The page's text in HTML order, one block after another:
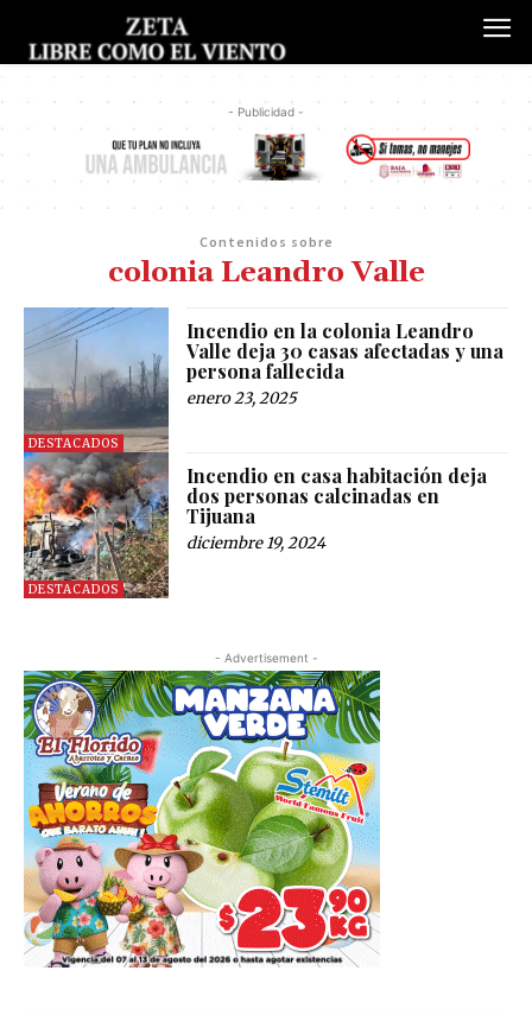
- Publicidad -
Contenidos sobre
colonia Leandro Valle
DESTACADOS
Incendio en la colonia Leandro
Valle deja 30 casas afectadas y una
persona fallecida
enero 23, 2025
DESTACADOS
Incendio en casa habitación deja
dos personas calcinadas en
Tijuana
diciembre 19, 2024
- Advertisement -